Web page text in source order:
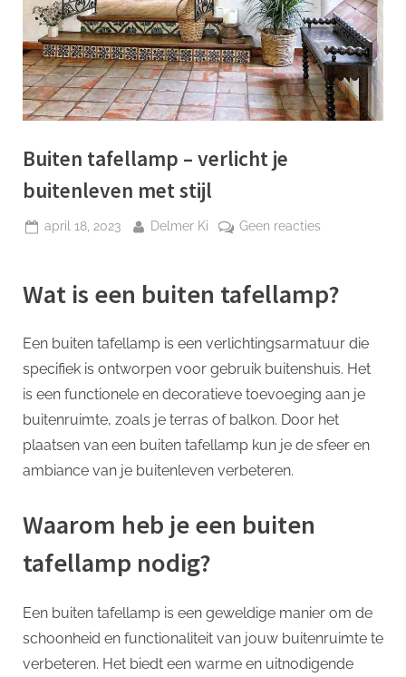
Buiten tafellamp – verlicht je
buitenleven met stijl
Geplaatst
april 18, 2023 Door
Delmer Ki Geen reactiesop
–
verlicht
buitenleven
met
stijl
Wat is een buiten tafellamp?
Een buiten tafellamp is een verlichtingsarmatuur die
specifiek is ontworpen voor gebruik buitenshuis. Het
is een functionele en decoratieve toevoeging aan je
buitenruimte, zoals je terras of balkon. Door het
plaatsen van een buiten tafellamp kun je de sfeer en
ambiance van je buitenleven verbeteren.
Waarom heb je een buiten
tafellamp nodig?
Een buiten tafellamp is een geweldige manier om de
schoonheid en functionaliteit van jouw buitenruimte te
verbeteren. Het biedt een warme en uitnodigende